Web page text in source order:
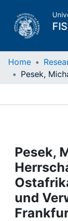
FIS
Home
Home
Pesek,
und